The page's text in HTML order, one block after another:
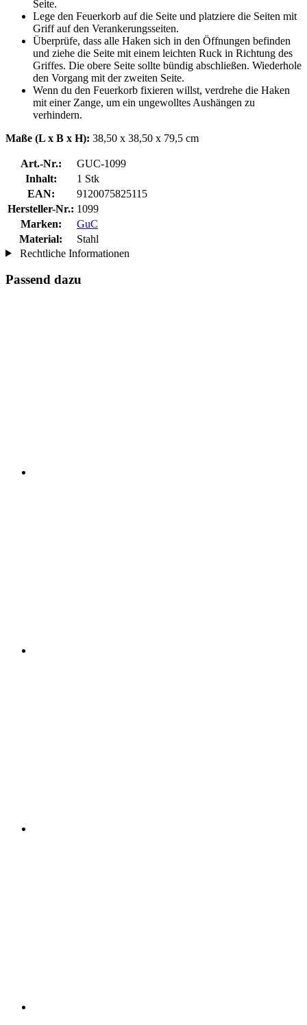
Seite.
Lege den Feuerkorb auf die Seite und platziere die Seiten mit
Griff auf den Verankerungsseiten.
Überprüfe, dass alle Haken sich in den Öffnungen befinden
und ziehe die Seite mit einem leichten Ruck in Richtung des
Griffes. Die obere Seite sollte bündig abschließen. Wiederhole
den Vorgang mit der zweiten Seite.
Wenn du den Feuerkorb fixieren willst, verdrehe die Haken
mit einer Zange, um ein ungewolltes Aushängen zu
verhindern.
Maße (L x B x H): 38,50 x 38,50 x 79,5 cm
Art.-Nr.:
GUC-1099
Inhalt:
1 Stk
EAN:
9120075825115
Hersteller-Nr.: 1099
Marken:
GuC
Material:
Stahl
Rechtliche Informationen
Passend dazu